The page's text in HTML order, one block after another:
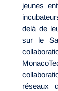
jeunes
delà de
sur le
réseaux